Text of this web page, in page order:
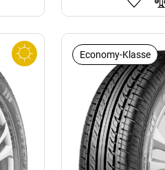
Economy-Klasse